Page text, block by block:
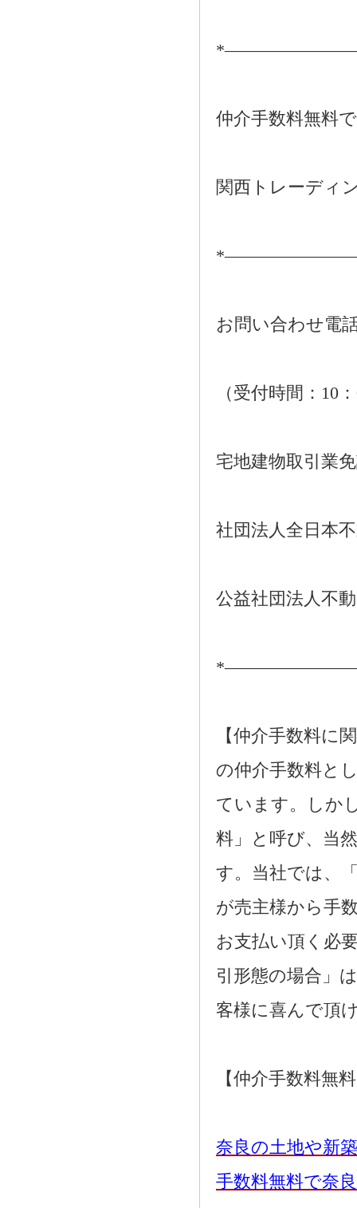
仲介手数料無料
関西トレーディ
お問い合わせ電
（受付時間：10
宅地建物取引業
社団法人全日本
公益社団法人不
【仲介手数料に
の仲介手数料と
ています。しか
料」と呼び、当
す。当社では、
が売主様から手
お支払い頂く必
引形態の場合」
客様に喜んで頂
【仲介手数料無
奈良の土地や新
手数料無料で奈